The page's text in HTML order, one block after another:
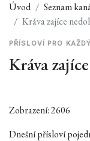
Úvod Seznam
Kráva zajíce
PŘÍSLOVÍ PRO
Kráva
Zobrazení: 2606
Dnešní přísloví